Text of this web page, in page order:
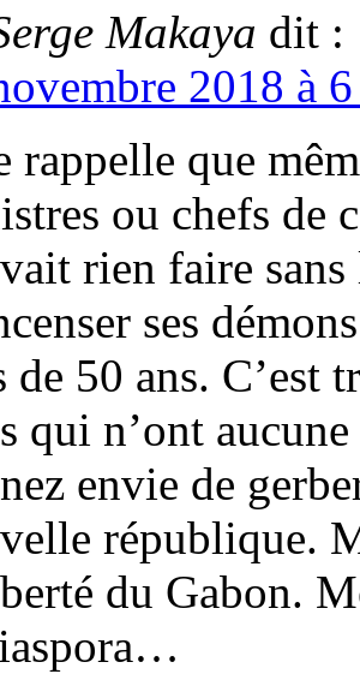
Makaya dit :
2018 à
rappelle que
ou chefs de
rien faire
ses
de 50 ans. C’est
qui n’ont
envie de
république.
du Gabon.